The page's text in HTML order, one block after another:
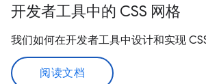
开发者工具中的 CSS 网格
我们如何在开发者工具中设计和实现
阅读文档